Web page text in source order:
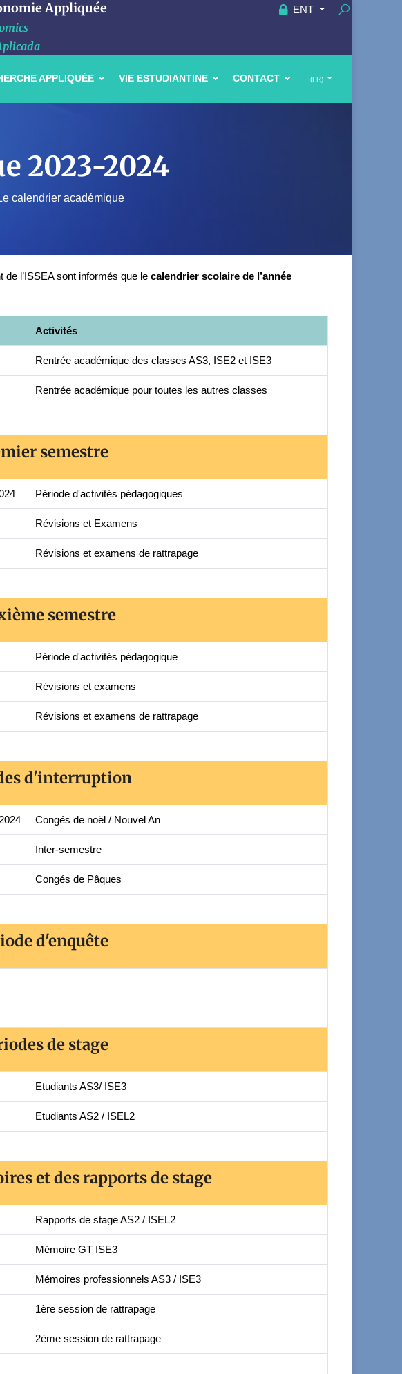
Appliquée ENT
(FR)
APPLIQUÉE VIE ESTUDIANTINE CONTACT
2023-2024
calendrier académique
l’ISSEA sont informés que le calendrier scolaire de l’année
Activités
Rentrée académique des classes AS3, ISE2 et ISE3
Rentrée académique pour toutes les autres classes
semestre
Période d'activités pédagogiques
Révisions et Examens
Révisions et examens de rattrapage
semestre
Période d'activités pédagogique
Révisions et examens
Révisions et examens de rattrapage
d'interruption
Congés de noël / Nouvel An
Inter-semestre
Congés de Pâques
d'enquête
de stage
Etudiants AS3/ ISE3
Etudiants AS2 / ISEL2
et des rapports de stage
Rapports de stage AS2 / ISEL2
Mémoire GT ISE3
Mémoires professionnels AS3 / ISE3
1ère session de rattrapage
2ème session de rattrapage